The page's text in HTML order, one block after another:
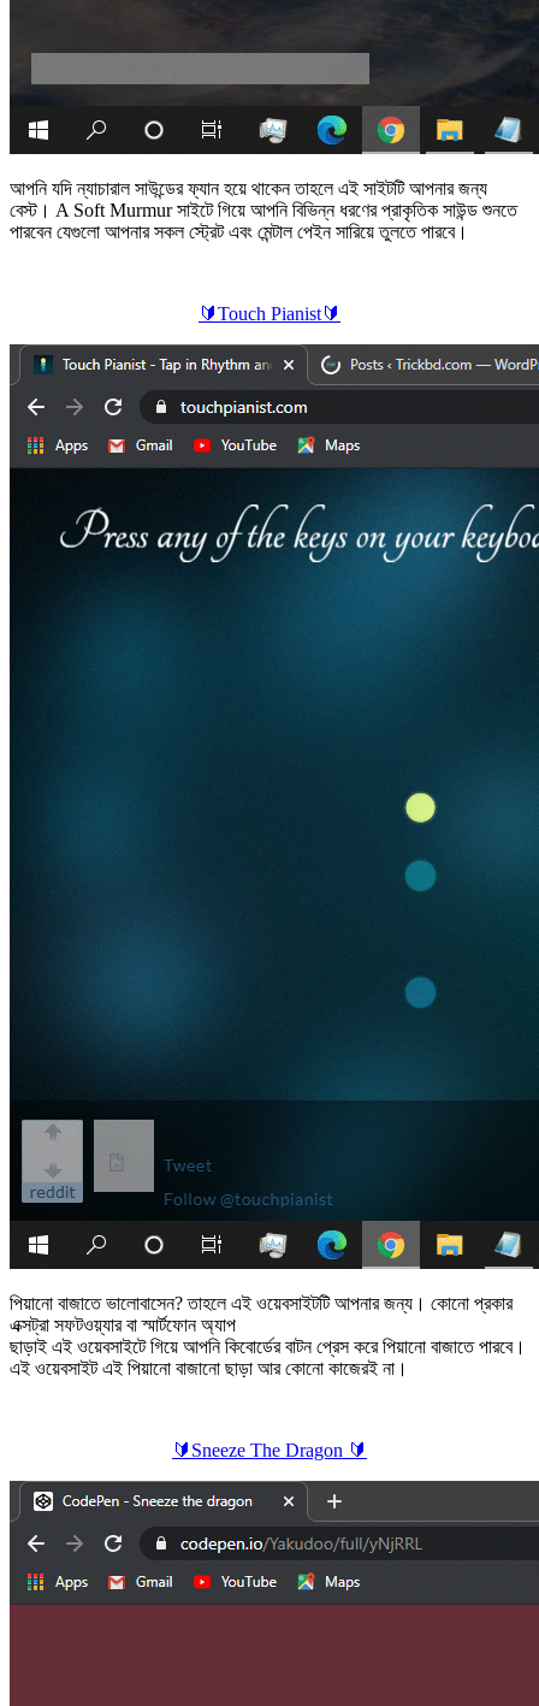
আপনি যদি ন্যাচারাল সাউন্ডের ফ্যান হয়ে থাকেন তাহলে এই সাইটটি আপনার জন্য
বেস্ট। A Soft Murmur সাইটে গিয়ে আপনি বিভিন্ন ধরণের প্রাকৃতিক সাউন্ড শুনতে
পারবেন যেগুলো আপনার সকল স্ট্রেট এবং মেন্টাল পেইন সারিয়ে তুলতে পারবে।
🔰Touch Pianist🔰
পিয়ানো বাজাতে ভালোবাসেন? তাহলে এই ওয়েবসাইটটি আপনার জন্য। কোনো প্রকার
এক্সট্রা সফটওয়্যার বা স্মার্টফোন অ্যাপ
ছাড়াই এই ওয়েবসাইটে গিয়ে আপনি কিবোর্ডের বাটন প্রেস করে পিয়ানো বাজাতে পারবে।
এই ওয়েবসাইট এই পিয়ানো বাজানো ছাড়া আর কোনো কাজেরই না।
🔰 Sneeze The Dragon 🔰